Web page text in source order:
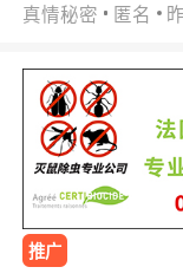
真情秘密 匿名
推广